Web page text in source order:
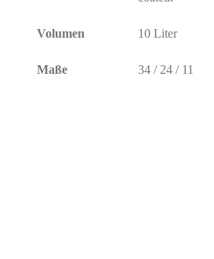
Volumen 10 Liter
Maße 34 / 24 / 11